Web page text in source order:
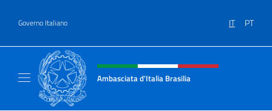
Governo Italiano IT PT
Intestazione sito, social e menù
Ambasciata d'Italia Brasilia